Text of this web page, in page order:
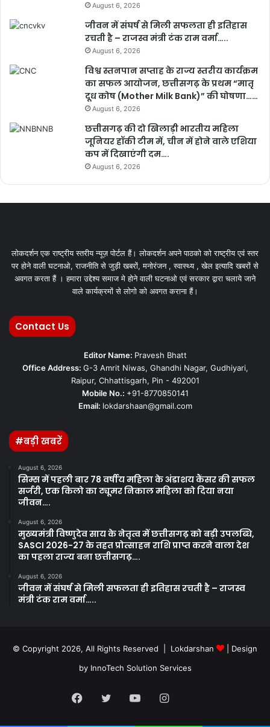
August 6, 2026
जीवन में संघर्ष से मिली सफलता ही इतिहास
रचती है – राजस्व मंत्री टंक राम वर्मा…..
August 6, 2026
विश्व स्तनपान सप्ताह के राज्य स्तरीय कार्यक्रम
का सफल आयोजन, छत्तीसगढ़ के प्रथम “मातृ
दूध कोष (Mother Milk Bank)” की घोषणा……
August 6, 2026
छत्तीसगढ़ की दो खिलाड़ी भारतीय महिला
जूनियर हॉकी टीम में, चीन में होने वाले एशिया
कप में दिखाएंगी दम….
August 6, 2026
लोकदर्शन एक राष्ट्रीय स्तरीय न्यूज़ पोर्टल हैं। लोकदर्शन अपने पाठको को राष्ट्रीय एवं स्तर
पर होने वाली घटनाओ, राजनीति से जुड़ी खबरों, मनोरंजन , स्वास्थ्य , खेल इत्यादि खबरों से
अवगत करता हैं । हमारा उद्देश्य समाज मे होने वाली घटनाओ एवं सरकार द्वारा चलाये जाने
वाले कार्यक्रमों से लोगो को अवगत कराना हैं।
Contact Us
Editor Name: Pravesh Bhatt
Office Address: G-3 Amrit Niwas, Ghandhi Nagar, Gudhiyari,
Raipur, Chhattisgarh, Pin - 492001
Mobile No.: +91-8770850141
Email: lokdarshaan@gmail.com
#बड़ी खबरें
August 6, 2026
सिम्स में पहली बार 78 वर्षीय महिला के अंडाशय कैंसर की सफल
सर्जरी, एक किलो का ट्यूमर निकाल महिला को दिया नया
जीवन….
August 6, 2026
मुख्यमंत्री विष्णुदेव साय के नेतृत्व में छत्तीसगढ़ को बड़ी उपलब्धि,
SASCI 2026-27 के तहत प्रोत्साहन राशि प्राप्त करने वाला देश
का पहला राज्य बना छत्तीसगढ़….
August 6, 2026
जीवन में संघर्ष से मिली सफलता ही इतिहास रचती है – राजस्व
मंत्री टंक राम वर्मा…..
© Copyright 2026, All Rights Reserved | Lokdarshan
| Design
by InnoTech Solution Services
Facebook
Twitter YouTubeInstagram